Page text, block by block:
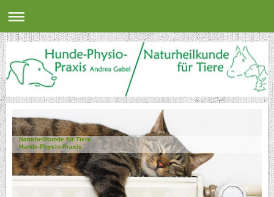
Naturheilkunde für Tiere
Hunde-Physio-Praxis